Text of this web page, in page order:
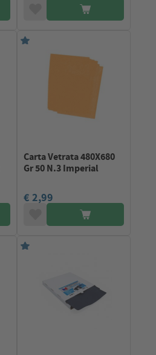
Carta Vetrata 480X680
Gr 50 N.3 Imperial
€ 2,99